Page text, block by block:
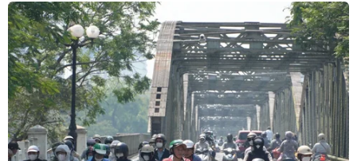
Kinh tế Hy Lạp vẫn còn có nhiều thách
thức ở phía trước
22/01/2016 08:39